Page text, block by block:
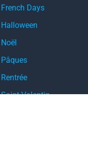
French Days
Halloween
Noël
Pâques
Rentrée
Saint-Valentin